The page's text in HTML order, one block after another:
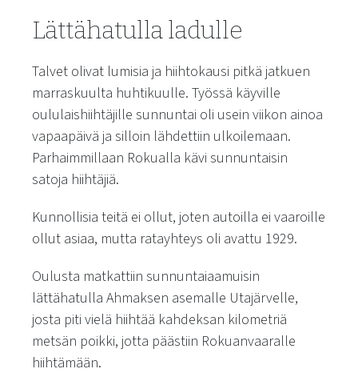
Lättähatulla ladulle
Talvet olivat lumisia ja hiihtokausi pitkä jatkuen
marraskuulta huhtikuulle. Työssä käyville
oululaishiihtäjille sunnuntai oli usein viikon ainoa
vapaapäivä ja silloin lähdettiin ulkoilemaan.
Parhaimmillaan Rokualla kävi sunnuntaisin
satoja hiihtäjiä.
Kunnollisia teitä ei ollut, joten autoilla ei vaaroille
ollut asiaa, mutta ratayhteys oli avattu 1929.
Oulusta matkattiin sunnuntaiaamuisin
lättähatulla Ahmaksen asemalle Utajärvelle,
josta piti vielä hiihtää kahdeksan kilometriä
metsän poikki, jotta päästiin Rokuanvaaralle
hiihtämään.